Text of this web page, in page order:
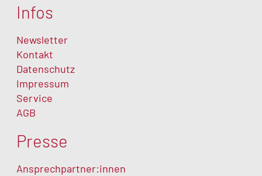
Infos
Newsletter
Kontakt
Datenschutz
Impressum
Service
AGB
Presse
Ansprechpartner:innen